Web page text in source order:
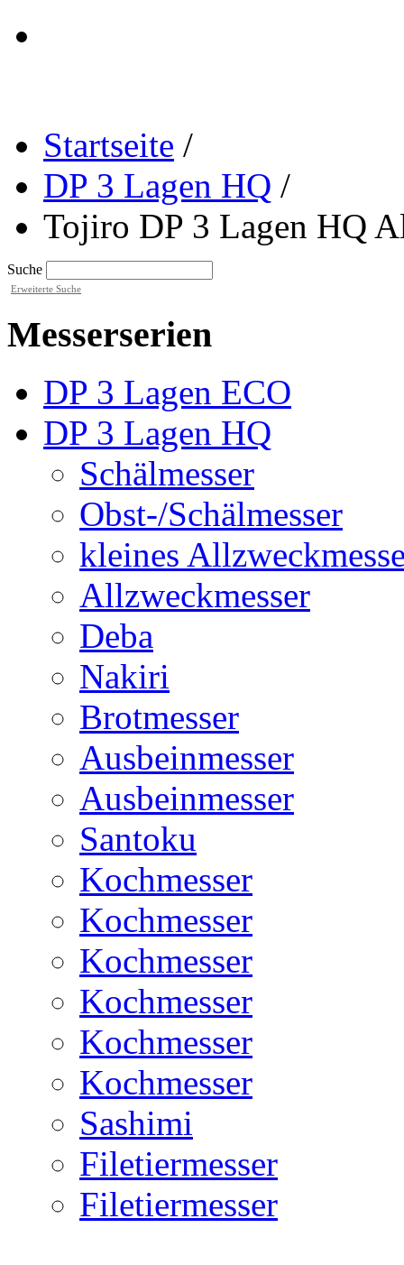
Startseite /
DP 3 Lagen HQ /
Tojiro DP 3 Lagen HQ
Suche
Erweiterte Suche
Messerserien
DP 3 Lagen ECO
DP 3 Lagen HQ
Schälmesser
Obst-/Schälmesser
kleines
Allzweckmesser
Deba
Nakiri
Brotmesser
Ausbeinmesser
Ausbeinmesser
Santoku
Kochmesser
Kochmesser
Kochmesser
Kochmesser
Kochmesser
Kochmesser
Sashimi
Filetiermesser
Filetiermesser